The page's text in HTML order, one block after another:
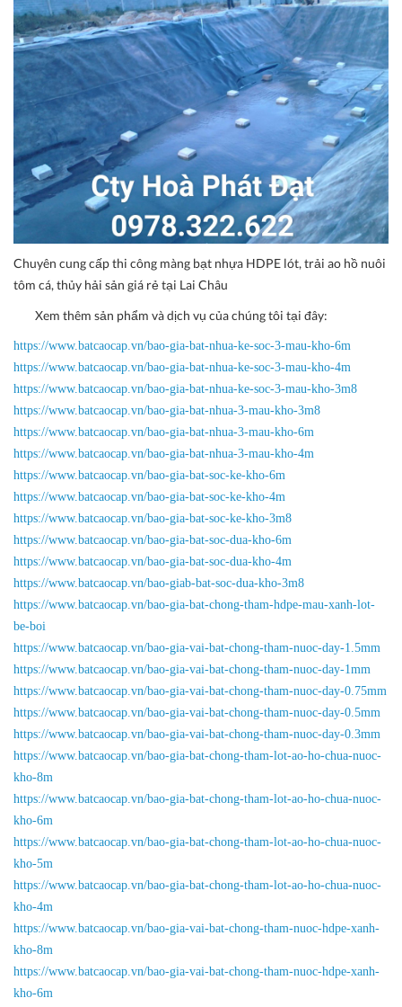
Chuyên cung cấp thi công màng bạt nhựa HDPE lót, trải ao hồ nuôi
tôm cá, thủy hải sản giá rẻ tại Lai Châu
Xem thêm sản phẩm và dịch vụ của chúng tôi tại đây:
https://www.batcaocap.vn/bao-gia-bat-nhua-ke-soc-3-mau-kho-6m
https://www.batcaocap.vn/bao-gia-bat-nhua-ke-soc-3-mau-kho-4m
https://www.batcaocap.vn/bao-gia-bat-nhua-ke-soc-3-mau-kho-3m8
https://www.batcaocap.vn/bao-gia-bat-nhua-3-mau-kho-3m8
https://www.batcaocap.vn/bao-gia-bat-nhua-3-mau-kho-6m
https://www.batcaocap.vn/bao-gia-bat-nhua-3-mau-kho-4m
https://www.batcaocap.vn/bao-gia-bat-soc-ke-kho-6m
https://www.batcaocap.vn/bao-gia-bat-soc-ke-kho-4m
https://www.batcaocap.vn/bao-gia-bat-soc-ke-kho-3m8
https://www.batcaocap.vn/bao-gia-bat-soc-dua-kho-6m
https://www.batcaocap.vn/bao-gia-bat-soc-dua-kho-4m
https://www.batcaocap.vn/bao-giab-bat-soc-dua-kho-3m8
https://www.batcaocap.vn/bao-gia-bat-chong-tham-hdpe-mau-xanh-lot-
be-boi
https://www.batcaocap.vn/bao-gia-vai-bat-chong-tham-nuoc-day-1.5mm
https://www.batcaocap.vn/bao-gia-vai-bat-chong-tham-nuoc-day-1mm
https://www.batcaocap.vn/bao-gia-vai-bat-chong-tham-nuoc-day-0.75mm
https://www.batcaocap.vn/bao-gia-vai-bat-chong-tham-nuoc-day-0.5mm
https://www.batcaocap.vn/bao-gia-vai-bat-chong-tham-nuoc-day-0.3mm
https://www.batcaocap.vn/bao-gia-bat-chong-tham-lot-ao-ho-chua-nuoc-
kho-8m
https://www.batcaocap.vn/bao-gia-bat-chong-tham-lot-ao-ho-chua-nuoc-
kho-6m
https://www.batcaocap.vn/bao-gia-bat-chong-tham-lot-ao-ho-chua-nuoc-
kho-5m
https://www.batcaocap.vn/bao-gia-bat-chong-tham-lot-ao-ho-chua-nuoc-
kho-4m
https://www.batcaocap.vn/bao-gia-vai-bat-chong-tham-nuoc-hdpe-xanh-
kho-8m
https://www.batcaocap.vn/bao-gia-vai-bat-chong-tham-nuoc-hdpe-xanh-
kho-6m